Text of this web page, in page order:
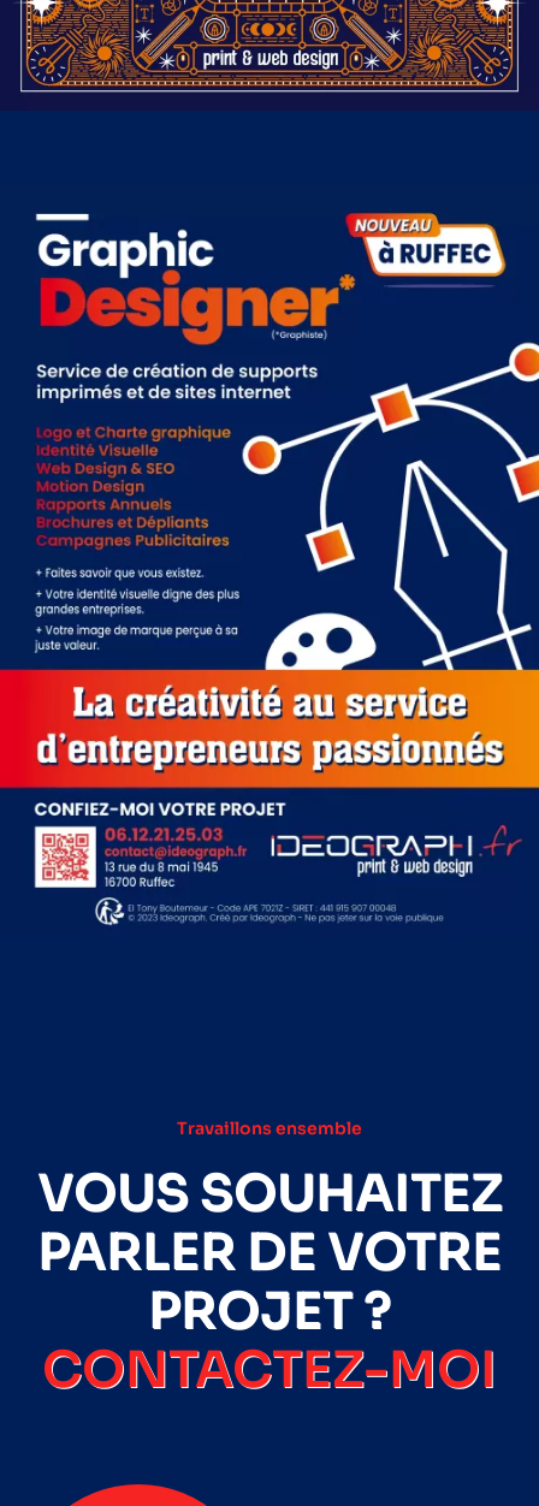
Travaillons ensemble
VOUS SOUHAITEZ
PARLER DE VOTRE
PROJET ?
CONTACTEZ-MOI